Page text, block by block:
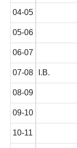
04-05
05-06
06-07
07-08
08-09
09-10
10-11
I.B.